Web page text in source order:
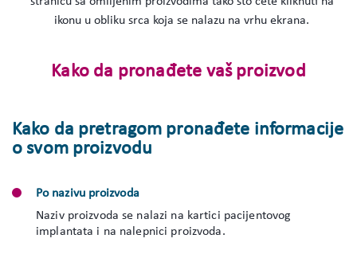
ikonu u obliku srca koja se nalazu na vrhu ekrana.
Kako da pronađete vaš proizvod
Kako da pretragom pronađete informacije
o svom proizvodu
Po nazivu proizvoda
Naziv proizvoda se nalazi na kartici pacijentovog
implantata i na nalepnici proizvoda.